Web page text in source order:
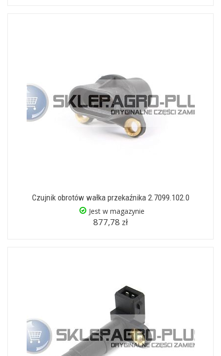
Czujnik obrotów wałka przekaźnika 2.7099.102.0
Jest w magazynie
877,78 zł